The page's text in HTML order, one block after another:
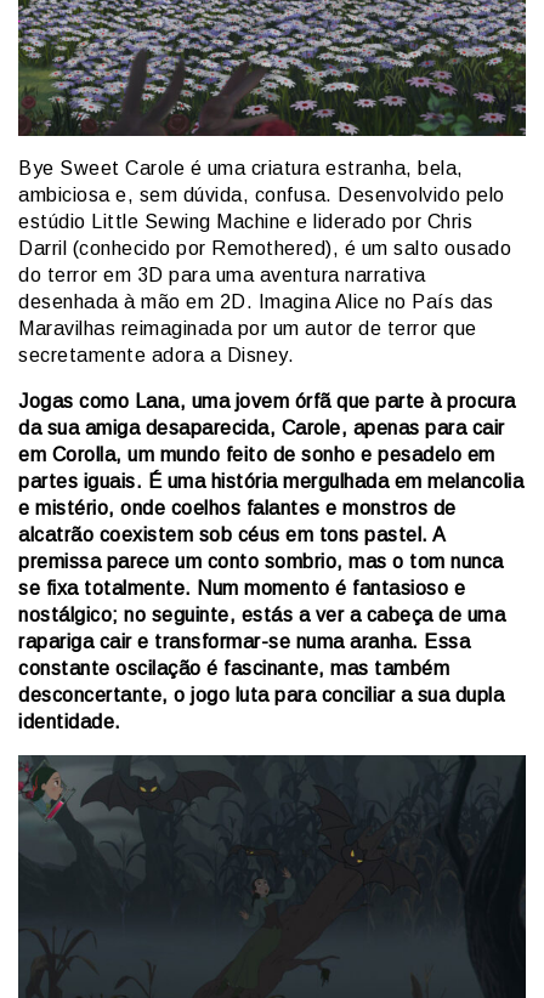
Bye Sweet Carole é uma criatura estranha, bela,
ambiciosa e, sem dúvida, confusa. Desenvolvido pelo
estúdio Little Sewing Machine e liderado por Chris
Darril (conhecido por Remothered), é um salto ousado
do terror em 3D para uma aventura narrativa
desenhada à mão em 2D. Imagina Alice no País das
Maravilhas reimaginada por um autor de terror que
secretamente adora a Disney.
Jogas como Lana, uma jovem órfã que parte à procura
da sua amiga desaparecida, Carole, apenas para cair
em Corolla, um mundo feito de sonho e pesadelo em
partes iguais. É uma história mergulhada em melancolia
e mistério, onde coelhos falantes e monstros de
alcatrão coexistem sob céus em tons pastel. A
premissa parece um conto sombrio, mas o tom nunca
se fixa totalmente. Num momento é fantasioso e
nostálgico; no seguinte, estás a ver a cabeça de uma
rapariga cair e transformar-se numa aranha. Essa
constante oscilação é fascinante, mas também
desconcertante, o jogo luta para conciliar a sua dupla
identidade.